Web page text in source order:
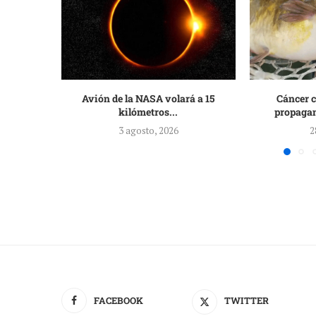
Avión de la NASA volará a 15
kilómetros...
3 agosto, 2026
Cáncer
FACEBOOK TWITTER